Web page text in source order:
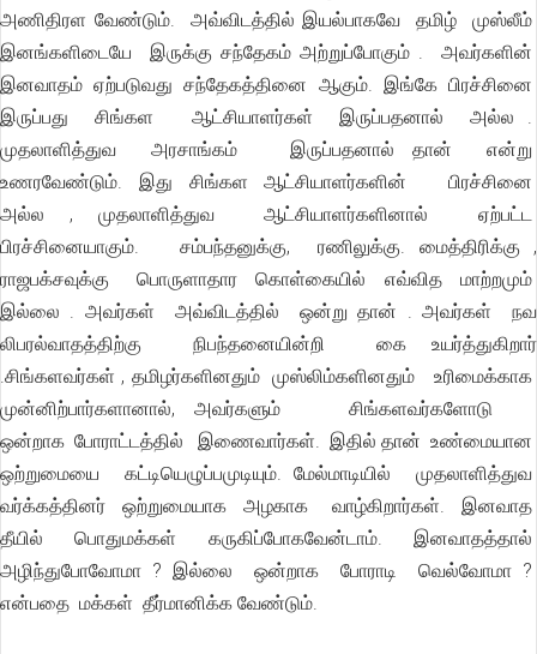
அணிதிரள வேண்டும். அவ்விடத்தில் இயல்பாகவே தமிழ் முஸ்லீம்
இனங்களிடையே இருக்கு சந்தேகம் அற்றுப்போகும் . அவர்களின்
இனவாதம் ஏற்படுவது சந்தேகத்தினை ஆகும். இங்கே பிரச்சினை
இருப்பது சிங்கள ஆட்சியாளர்கள் இருப்பதனால் அல்ல .
முதலாளித்துவ அரசாங்கம் இருப்பதனால் தான் என்று
உணரவேண்டும். இது சிங்கள ஆட்சியாளர்களின் பிரச்சினை
அல்ல , முதலாளித்துவ ஆட்சியாளர்களினால் ஏற்பட்ட
பிரச்சினையாகும். சம்பந்தனுக்கு, ரணிலுக்கு. மைத்திரிக்கு ,
ராஜபக்சவுக்கு பொருளாதார கொள்கையில் எவ்வித மாற்றமும்
இல்லை . அவர்கள் அவ்விடத்தில் ஒன்று தான் . அவர்கள் நவ
லிபரல்வாதத்திற்கு நிபந்தனையின்றி கை உயர்த்துகிறார்
.சிங்களவர்கள் , தமிழர்களினதும் முஸ்லிம்களினதும் உரிமைக்காக
முன்னிற்பார்களானால், அவர்களும் சிங்களவர்களோடு
ஒன்றாக போராட்டத்தில் இணைவார்கள். இதில் தான் உண்மையான
ஒற்றுமையை கட்டியெழுப்பமுடியும். மேல்மாடியில் முதலாளித்துவ
வர்க்கத்தினர் ஒற்றுமையாக அழகாக வாழ்கிறார்கள். இனவாத
தீயில் பொதுமக்கள் கருகிப்போகவேன்டாம். இனவாதத்தால்
அழிந்துபோவோமா ? இல்லை ஒன்றாக போராடி வெல்வோமா ?
என்பதை மக்கள் தீர்மானிக்க வேண்டும்.